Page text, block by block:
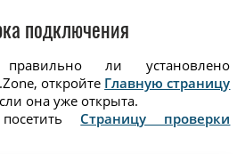
подключения
ли установлено
откройте Главную страницу
она уже открыта.
Страницу проверки